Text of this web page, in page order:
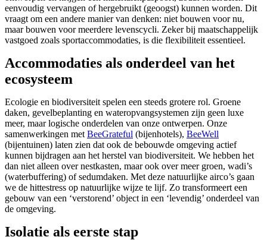
eenvoudig vervangen of hergebruikt (geoogst) kunnen worden. Dit
vraagt om een andere manier van denken: niet bouwen voor nu,
maar bouwen voor meerdere levenscycli. Zeker bij maatschappelijk
vastgoed zoals sportaccommodaties, is die flexibiliteit essentieel.
Accommodaties als onderdeel van het
ecosysteem
Ecologie en biodiversiteit spelen een steeds grotere rol. Groene
daken, gevelbeplanting en wateropvangsystemen zijn geen luxe
meer, maar logische onderdelen van onze ontwerpen. Onze
samenwerkingen met BeeGrateful (bijenhotels), BeeWell
(bijentuinen) laten zien dat ook de bebouwde omgeving actief
kunnen bijdragen aan het herstel van biodiversiteit. We hebben het
dan niet alleen over nestkasten, maar ook over meer groen, wadi’s
(waterbuffering) of sedumdaken. Met deze natuurlijke airco’s gaan
we de hittestress op natuurlijke wijze te lijf. Zo transformeert een
gebouw van een ‘verstorend’ object in een ‘levendig’ onderdeel van
de omgeving.
Isolatie als eerste stap